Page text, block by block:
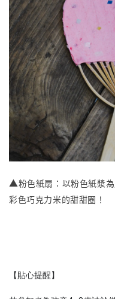
▲粉色紙扇：以粉色紙漿
彩色巧克力米的甜甜圈！
【貼心提醒】